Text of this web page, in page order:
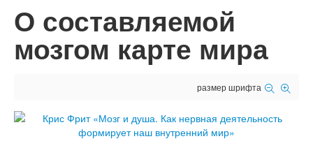
О составляемой
мозгом карте мира
размер шрифта